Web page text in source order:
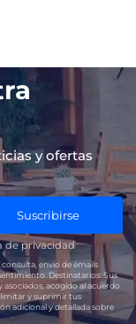
y ofertas
Suscribirse
de privacidad
consulta, envío de emails
Destinatarios: Sus
asociados, acogido al acuerdo
y suprimir tus
adicional y detallada sobre